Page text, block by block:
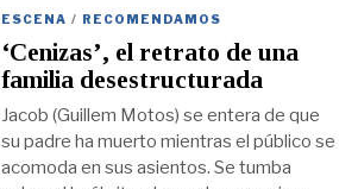
ESCENA / RECOMENDAMOS
‘Cenizas’, el retrato de una
familia desestructurada
Jacob (Guillem Motos) se entera de que
su padre ha muerto mientras el público se
acomoda en sus asientos. Se tumba